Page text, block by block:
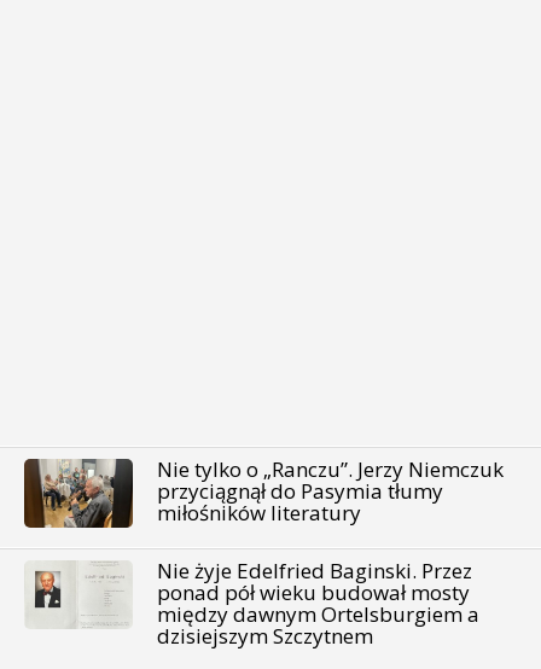
Nie tylko o „Ranczu”. Jerzy Niemczuk
przyciągnął do Pasymia tłumy
miłośników literatury
Nie żyje Edelfried Baginski. Przez
ponad pół wieku budował mosty
między dawnym Ortelsburgiem a
dzisiejszym Szczytnem